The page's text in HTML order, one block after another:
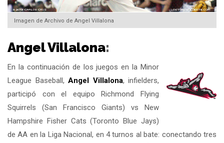
Imagen de Archivo de Angel Villalona
Angel Villalona:
En la continuación de los juegos en la Minor
League Baseball, Angel Villalona, infielders,
participó con el equipo Richmond Flying
Squirrels (San Francisco Giants) vs New
Hampshire Fisher Cats (Toronto Blue Jays)
de AA en la Liga Nacional, en 4 turnos al bate: conectando tres